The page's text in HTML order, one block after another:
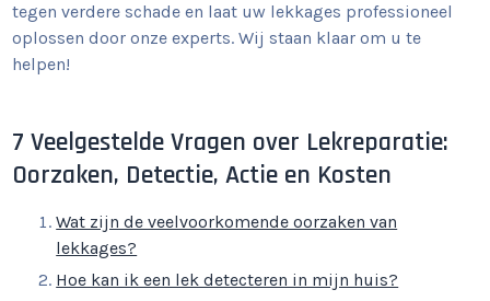
tegen verdere schade en laat uw lekkages professioneel
oplossen door onze experts. Wij staan klaar om u te
helpen!
7 Veelgestelde Vragen over Lekreparatie:
Oorzaken, Detectie, Actie en Kosten
Wat zijn de veelvoorkomende oorzaken van
lekkages?
Hoe kan ik een lek detecteren in mijn huis?